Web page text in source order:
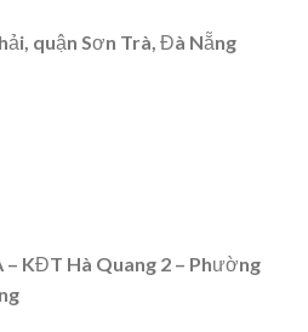
quận Sơn Trà, Đà Nẵng
– KĐT Hà Quang 2 – Phường